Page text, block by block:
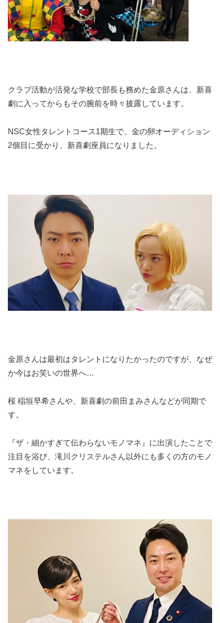
クラブ活動が活発な学校で部長も務めた金原さんは、新喜
劇に入ってからもその腕前を時々披露しています。
NSC女性タレントコース1期生で、金の卵オーディション
2個目に受かり、新喜劇座員になりました。
金原さんは最初はタレントになりたかったのですが、なぜ
か今はお笑いの世界へ…
桜 稲垣早希さんや、新喜劇の前田まみさんなどが同期で
す。
『ザ・細かすぎて伝わらないモノマネ』に出演したことで
注目を浴び、滝川クリステルさん以外にも多くの方のモノ
マネをしています。